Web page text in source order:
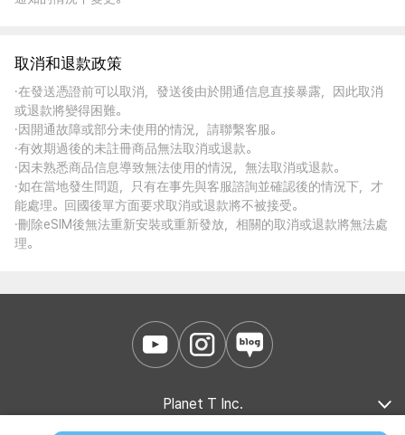
取消和退款政策
·在發送憑證前可以取消，發送後由於開通信息直接暴露，因此取消
或退款將變得困難。
·因開通故障或部分未使用的情況，請聯繫客服。
·有效期過後的未註冊商品無法取消或退款。
·因未熟悉商品信息導致無法使用的情況，無法取消或退款。
·如在當地發生問題，只有在事先與客服諮詢並確認後的情況下，才
能處理。回國後單方面要求取消或退款將不被接受。
·刪除eSIM後無法重新安裝或重新發放，相關的取消或退款將無法處
理。
Planet T Inc.